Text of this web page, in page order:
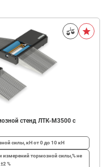
стенд ЛТК-М3500 с
силы, кНот 0 до 10 кН
измерений тормозной силы,%не
%